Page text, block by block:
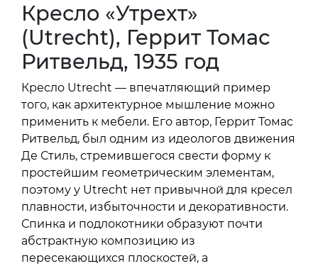
Кресло «Утрехт»
(Utrecht), Геррит Томас
Ритвельд, 1935 год
Кресло Utrecht — впечатляющий пример
того, как архитектурное мышление можно
применить к мебели. Его автор, Геррит Томас
Ритвельд, был одним из идеологов движения
Де Стиль, стремившегося свести форму к
простейшим геометрическим элементам,
поэтому у Utrecht нет привычной для кресел
плавности, избыточности и декоративности.
Спинка и подлокотники образуют почти
абстрактную композицию из
пересекающихся плоскостей, а